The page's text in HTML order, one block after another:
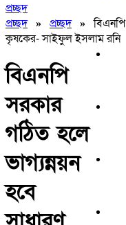
প্রচ্ছদ
প্রচ্ছদ» প্রচ্ছদ»
কৃষকের- সাইফুল ইসলাম রনি
বিএনপি
সরকার
গঠিত হলে
ভাগ্যন্নয়ন
হবে